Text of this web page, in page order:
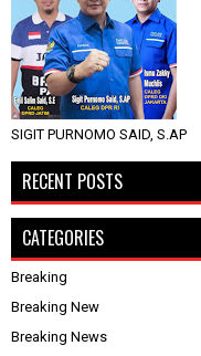
SIGIT PURNOMO SAID, S.AP
RECENT POSTS
CATEGORIES
Breaking
Breaking New
Breaking News